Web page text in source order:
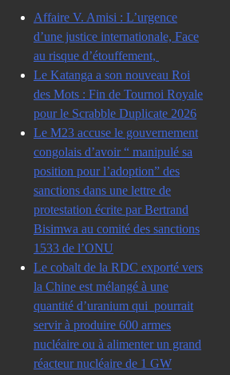
Affaire V. Amisi : L’urgence
d’une justice internationale, Face
au risque d’étouffement,
Le Katanga a son nouveau Roi
des Mots : Fin de Tournoi Royale
pour le Scrabble Duplicate 2026
Le M23 accuse le gouvernement
congolais d’avoir “ manipulé sa
position pour l’adoption” des
sanctions dans une lettre de
protestation écrite par Bertrand
Bisimwa au comité des sanctions
1533 de l’ONU
Le cobalt de la RDC exporté vers
la Chine est mélangé à une
quantité d’uranium qui pourrait
servir à produire 600 armes
nucléaire ou à alimenter un grand
réacteur nucléaire de 1 GW